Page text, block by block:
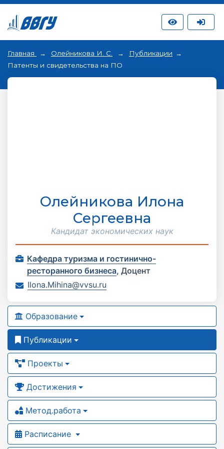
Главная Олейникова И. С.
Публикации
Патенты и свидетельства на ПО
Олейникова Илона
Сергеевна
Кандидат экономических наук
Кафедра туризма и гостинично-
ресторанного бизнеса, Доцент
Ilona.Mihina@vvsu.ru
Образование
Публикации
Проекты
Достижения
Метод.работа
Расписание